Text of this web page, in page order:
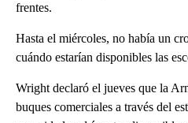
frentes.
Hasta el miércoles, no había un
cuándo estarían disponibles las
Wright declaró el jueves que la
buques comerciales a través del